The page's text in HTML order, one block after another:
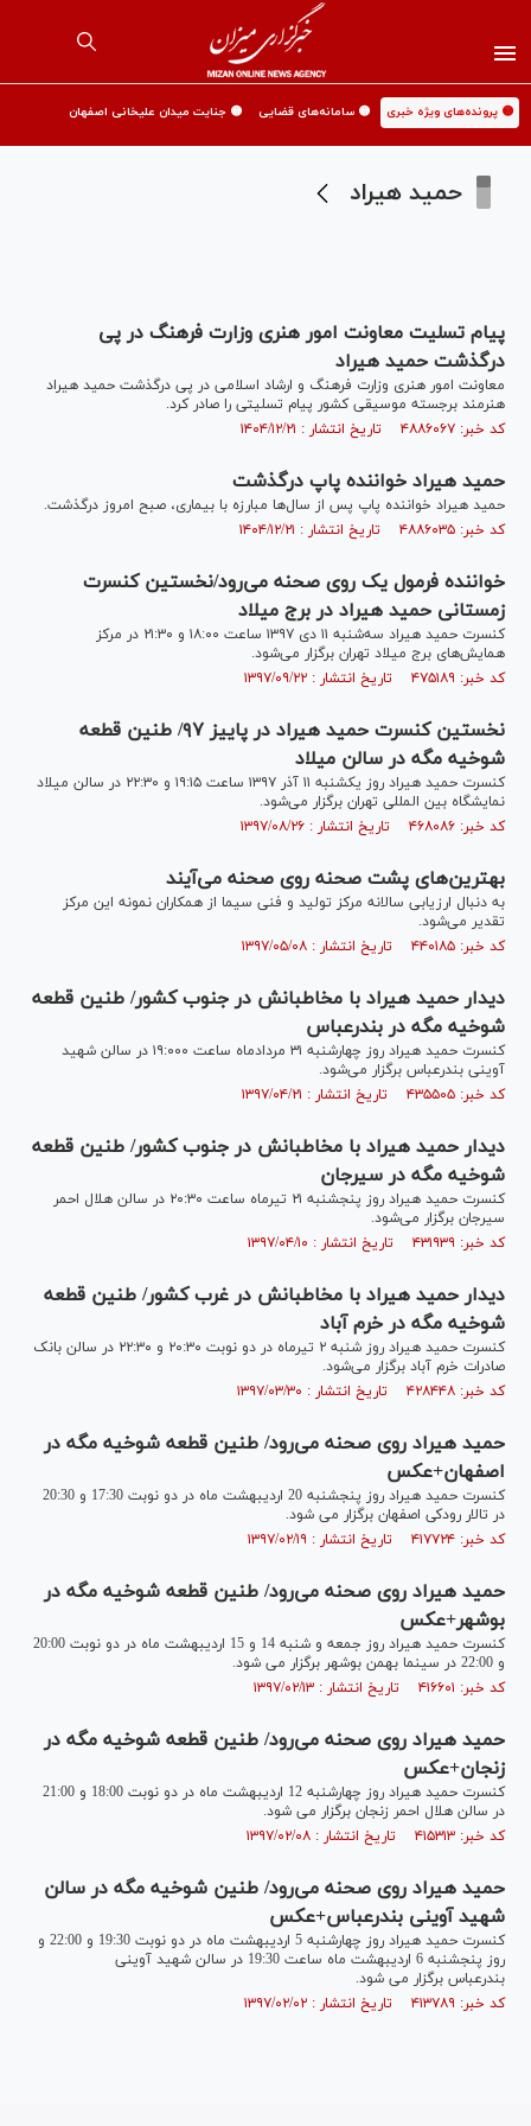
🟡 پرونده‌های ویژه خبری 🟡 سامانه‌های قضایی 🟡 جنایت میدان علیخانی اصفهان
حمید هیراد
پیام تسلیت معاونت امور هنری وزارت فرهنگ در پی
درگذشت حمید هیراد
معاونت امور هنری وزارت فرهنگ و ارشاد اسلامی در پی درگذشت حمید هیراد
هنرمند برجسته موسیقی کشور پیام تسلیتی را صادر کرد.
کد خبر: ۴۸۸۶۰۶۷ تاریخ انتشار : ۱۴۰۴/۱۲/۲۱
حمید هیراد خواننده پاپ درگذشت
حمید هیراد خواننده پاپ پس از سال‌ها مبارزه با بیماری، صبح امروز درگذشت.
کد خبر: ۴۸۸۶۰۳۵ تاریخ انتشار : ۱۴۰۴/۱۲/۲۱
خواننده فرمول یک روی صحنه می‌رود/نخستین کنسرت
زمستانی حمید هیراد در برج میلاد
کنسرت حمید هیراد سه‌شنبه ۱۱ دی ۱۳۹۷ ساعت ۱۸:۰۰ و ۲۱:۳۰ در مرکز
همایش‌های برج میلاد تهران برگزار می‌شود.
کد خبر: ۴۷۵۱۸۹ تاریخ انتشار : ۱۳۹۷/۰۹/۲۲
نخستین کنسرت حمید هیراد در پاییز ۹۷/ طنین قطعه
شوخیه مگه در سالن میلاد
کنسرت حمید هیراد روز یکشنبه ۱۱ آذر ۱۳۹۷ ساعت ۱۹:۱۵ و ۲۲:۳۰ در سالن میلاد
نمایشگاه بین المللی تهران برگزار می‌شود.
کد خبر: ۴۶۸۰۸۶ تاریخ انتشار : ۱۳۹۷/۰۸/۲۶
بهترین‌های پشت صحنه روی صحنه می‌آیند
به دنبال ارزیابی سالانه مرکز تولید و فنی سیما از همکاران نمونه این مرکز
تقدیر می‌شود.
کد خبر: ۴۴۰۱۸۵ تاریخ انتشار : ۱۳۹۷/۰۵/۰۸
دیدار حمید هیراد با مخاطبانش در جنوب کشور/ طنین قطعه
شوخیه مگه در بندرعباس
کنسرت حمید هیراد روز چهارشنبه ۳۱ مردادماه ساعت ۱۹:۰۰۰ در سالن شهید
آوینی بندرعباس برگزار می‌شود.
کد خبر: ۴۳۵۵۰۵ تاریخ انتشار : ۱۳۹۷/۰۴/۲۱
دیدار حمید هیراد با مخاطبانش در جنوب کشور/ طنین قطعه
شوخیه مگه در سیرجان
کنسرت حمید هیراد روز پنجشنبه ۲۱ تیرماه ساعت ۲۰:۳۰ در سالن هلال احمر
سیرجان برگزار می‌شود.
کد خبر: ۴۳۱۹۳۹ تاریخ انتشار : ۱۳۹۷/۰۴/۱۰
دیدار حمید هیراد با مخاطبانش در غرب کشور/ طنین قطعه
شوخیه مگه در خرم آباد
کنسرت حمید هیراد روز شنبه ۲ تیرماه در دو نوبت ۲۰:۳۰ و ۲۲:۳۰ در سالن بانک
صادرات خرم آباد برگزار می‌شود.
کد خبر: ۴۲۸۴۴۸ تاریخ انتشار : ۱۳۹۷/۰۳/۳۰
حمید هیراد روی صحنه می‌رود/ طنین قطعه شوخیه مگه در
اصفهان+عکس
کنسرت حمید هیراد روز پنجشنبه 20 اردیبهشت ماه در دو نوبت 17:30 و 20:30
در تالار رودکی اصفهان برگزار می شود.
کد خبر: ۴۱۷۷۲۴ تاریخ انتشار : ۱۳۹۷/۰۲/۱۹
حمید هیراد روی صحنه می‌رود/ طنین قطعه شوخیه مگه در
بوشهر+عکس
کنسرت حمید هیراد روز جمعه و شنبه 14 و 15 اردیبهشت ماه در دو نوبت 20:00
و 22:00 در سینما بهمن بوشهر برگزار می شود.
کد خبر: ۴۱۶۶۰۱ تاریخ انتشار : ۱۳۹۷/۰۲/۱۳
حمید هیراد روی صحنه می‌رود/ طنین قطعه شوخیه مگه در
زنجان+عکس
کنسرت حمید هیراد روز چهارشنبه 12 اردیبهشت ماه در دو نوبت 18:00 و 21:00
در سالن هلال احمر زنجان برگزار می شود.
کد خبر: ۴۱۵۳۱۳ تاریخ انتشار : ۱۳۹۷/۰۲/۰۸
حمید هیراد روی صحنه می‌رود/ طنین شوخیه مگه در سالن
شهید آوینی بندرعباس+عکس
کنسرت حمید هیراد روز چهارشنبه 5 اردیبهشت ماه در دو نوبت 19:30 و 22:00 و
روز پنجشنبه 6 اردیبهشت ماه ساعت 19:30 در سالن شهید آوینی
بندرعباس برگزار می شود.
کد خبر: ۴۱۳۷۸۹ تاریخ انتشار : ۱۳۹۷/۰۲/۰۲